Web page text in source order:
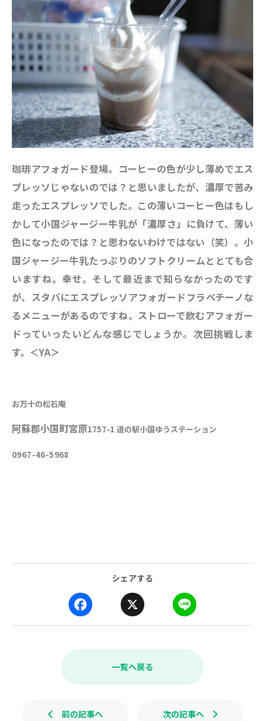
珈琲アフォガード登場。コーヒーの色が少し薄めでエス
プレッソじゃないのでは？と思いましたが、濃厚で苦み
走ったエスプレッソでした。この薄いコーヒー色はもし
かして小国ジャージー牛乳が「濃厚さ」に負けて、薄い
色になったのでは？と思わないわけではない（笑）。 小
国ジャージー牛乳たっぷりのソフトクリームととても合
いますね。幸せ。そして最近まで知らなかったのです
が、スタバにエスプレッソ アフォガードフラペチーノな
るメニューがあるのですね。ストローで飲むアフォガー
ドっていったいどんな感じでしょうか。次回挑戦しま
す。＜YA＞
お万十の松石庵
阿蘇郡小国町宮原1757-1 道の駅小国ゆうステーション
0967-46-5968
シェアする
a
e
k
i
e
一覧へ戻る
前の記事へ 次の記事へ